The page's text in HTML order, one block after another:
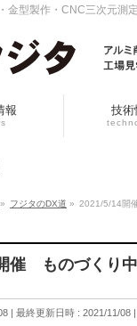
金型製作・CNC三次元
報 技術
» フジタのDX道 » 2021/5/14開
催 ものづくり
最終更新日時 : 2021/11/08